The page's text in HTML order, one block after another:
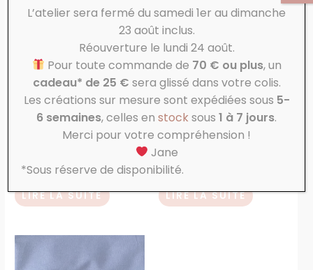
EN RUPTURE DE STOCK
Micro éponge de Bambou
9,00€
LIRE LA SUITE
EN RUPTURE DE STOCK
Micro éponge de Bambou
Gris clair
9,00€
LIRE LA SUITE
L’atelier sera fermé du samedi 1er au dimanche
23 août inclus.
Réouverture le lundi 24 août.
Pour toute commande de 70 € ou plus, un
cadeau* de 25 € sera glissé dans votre colis.
Les créations sur mesure sont expédiées sous 5-
6 semaines, celles en stocksous 1 à 7 jours.
Merci pour votre compréhension !
Jane
*Sous réserve de disponibilité.